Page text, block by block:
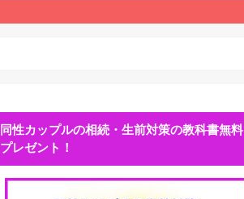
同性カップルの相続・生前対策の教科書無料
プレゼント！